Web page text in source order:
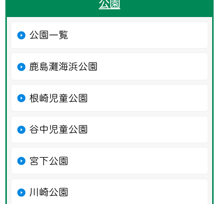
公園
公園一覧
鹿島灘海浜公園
根崎児童公園
谷中児童公園
宮下公園
川崎公園